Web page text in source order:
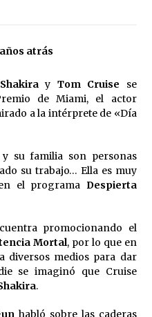
15 autos de lujo
de CDMX
será la nueva secretaria de
Sheinbaum
atrás
y Tom Cruise se
de Miami, el actor
a la intérprete de «Día
y su familia son personas
su trabajo… Ella es muy
el programa Despierta
promocionando el
Mortal, por lo que en
diversos medios para dar
se imaginó que Cruise
.
habló sobre las caderas